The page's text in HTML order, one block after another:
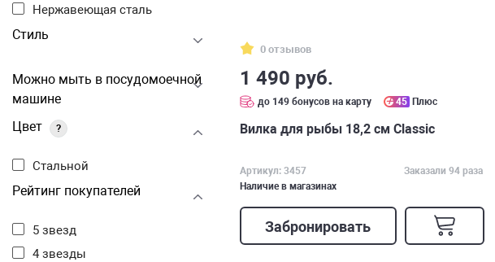
Нержавеющая сталь
Стиль
Можно мыть в посудомоечной
машине
Цвет
?
Стальной
Рейтинг покупателей
5 звезд
4 звезды
0 отзывов
1 490 руб.
до 149 бонусов на карту 45 Плюс
Вилка для рыбы 18,2 см Classic
Артикул: 3457
Заказали 94 раза
Наличие в магазинах
Забронировать